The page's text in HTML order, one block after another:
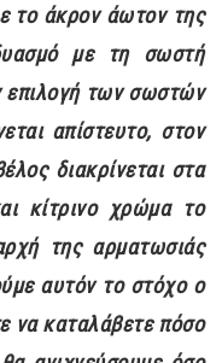
το άκρον άωτον της
με τη σωστή
επιλογή των σωστών
απίστευτο, στον
διακρίνεται στα
κίτρινο χρώμα το
της αρματωσιάς
αυτόν το στόχο ο
να καταλάβετε πόσο